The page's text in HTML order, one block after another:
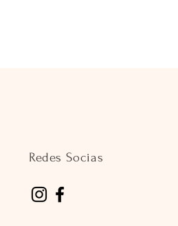
Redes Socias